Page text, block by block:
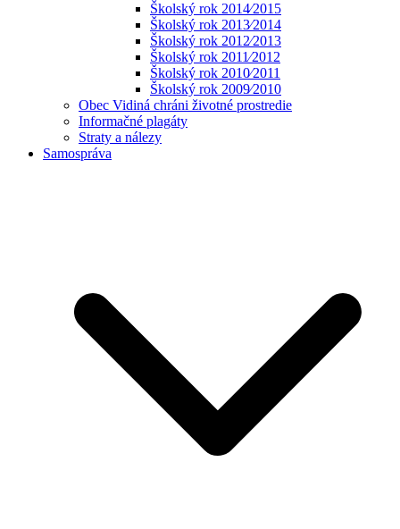
Školský rok 2014⁄2015
Školský rok 2013⁄2014
Školský rok 2012⁄2013
Školský rok 2011⁄2012
Školský rok 2010⁄2011
Školský rok 2009⁄2010
Obec Vidiná chráni životné prostredie
Informačné plagáty
Straty a nálezy
Samospráva